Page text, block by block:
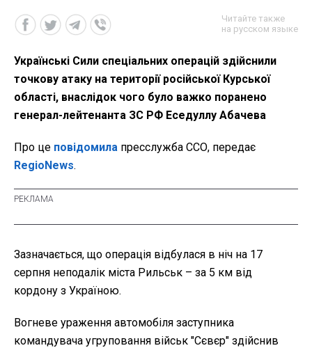
Читайте также
на русском языке
Українські Сили спеціальних операцій здійснили
точкову атаку на території російської Курської
області, внаслідок чого було важко поранено
генерал-лейтенанта ЗС РФ Еседуллу Абачева
Про це повідомила пресслужба ССО, передає
RegioNews.
Зазначається, що операція відбулася в ніч на 17
серпня неподалік міста Рильськ – за 5 км від
кордону з Україною.
Вогневе ураження автомобіля заступника
командувача угруповання військ "Сєвєр" здійснив